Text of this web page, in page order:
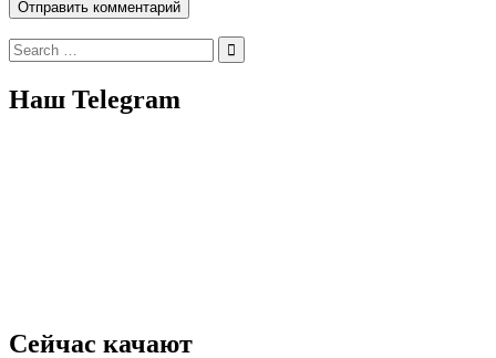
Search
for:
Наш Telegram
Сейчас качают